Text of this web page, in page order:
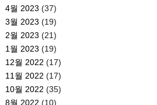
4월 2023 (37)
3월 2023 (19)
2월 2023 (21)
1월 2023 (19)
12월 2022 (17)
11월 2022 (17)
10월 2022 (35)
8월 2022 (10)